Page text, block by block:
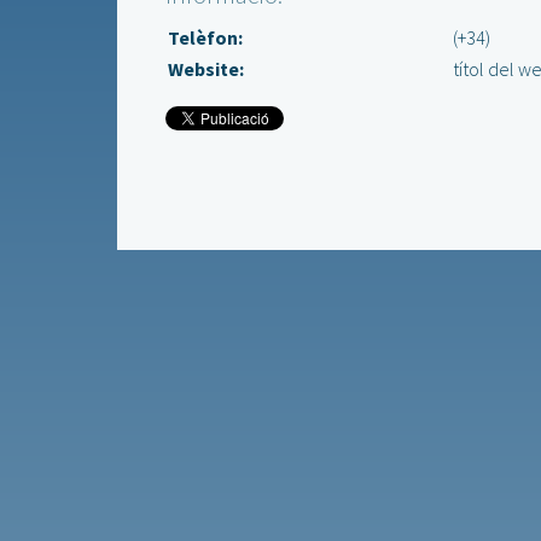
Telèfon:
(+34)
Website:
títol del